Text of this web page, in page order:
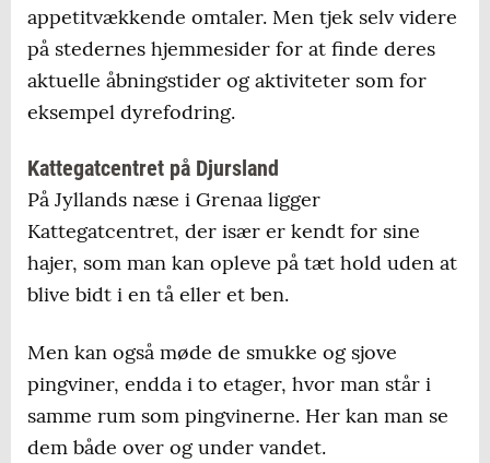
appetitvækkende omtaler. Men tjek selv videre
på stedernes hjemmesider for at finde deres
aktuelle åbningstider og aktiviteter som for
eksempel dyrefodring.
Kattegatcentret på Djursland
På Jyllands næse i Grenaa ligger
Kattegatcentret, der især er kendt for sine
hajer, som man kan opleve på tæt hold uden at
blive bidt i en tå eller et ben.
Men kan også møde de smukke og sjove
pingviner, endda i to etager, hvor man står i
samme rum som pingvinerne. Her kan man se
dem både over og under vandet.